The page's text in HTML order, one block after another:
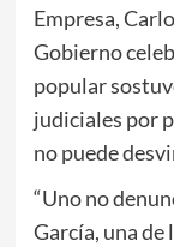
Empresa,
Gobierno
popular
judiciales por
no puede
“Uno no
García, una de